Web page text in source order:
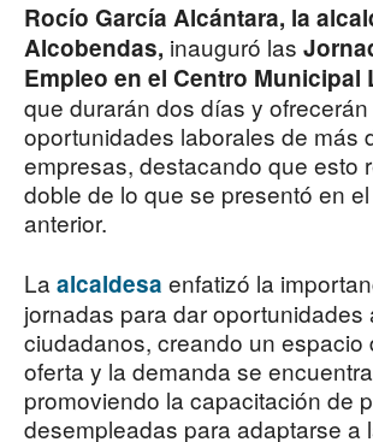
Rocío García Alcántara, la
Alcobendas, inauguró las
Empleo en el Centro Municipal
que durarán dos días y
oportunidades laborales de más
empresas, destacando que esto
doble de lo que se presentó en
anterior.
La alcaldesa enfatizó la
jornadas para dar oportunidades
ciudadanos, creando un espacio
oferta y la demanda se
promoviendo la capacitación de
desempleadas para adaptarse a